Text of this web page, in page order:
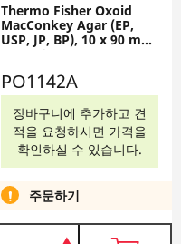
Thermo Fisher Oxoid
MacConkey Agar (EP,
USP, JP, BP), 10 x 90 mm,
PO1142A
장바구니에 추가하고 견
적을 요청하시면 가격을
확인하실 수 있습니다.
주문하기